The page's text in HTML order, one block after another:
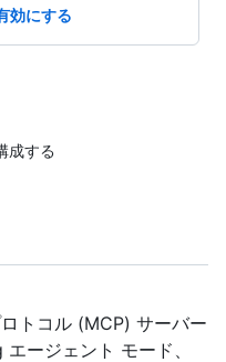
効にする
成する
トコル (MCP) サーバー
ージェント モード、